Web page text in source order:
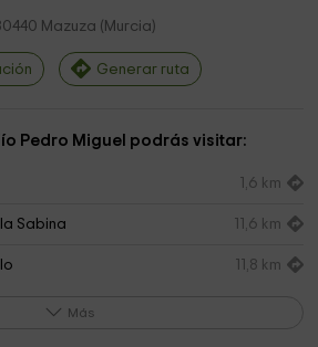
Mazuza ( Murcia)
Generar ruta
Pedro Miguel podrás visitar:
1,6 km
Sabina 11,6 km
11,8 km
Más